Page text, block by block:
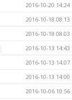
2016-10-20 14:24
2016-10-18 08:13
2016-10-18 08:03
2016-10-13 14:43
2016-10-13 14:07
2016-10-13 14:00
2016-10-06 10:56